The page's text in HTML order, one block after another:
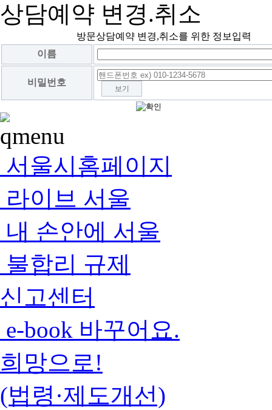
상담예약 변경.취소
방문상담예약 변경,취소를 위한 정보입력
이름
비밀번호
보기
서울시홈페이지
라이브 서울
내 손안에 서울
불합리 규제
신고센터
e-book 바꾸어요.
희망으로!
(법령·제도개선)